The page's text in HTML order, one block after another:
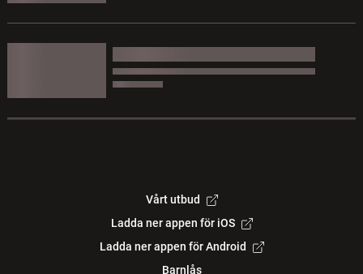
Vårt utbud
Ladda ner appen för iOS
Ladda ner appen för Android
Barnlås